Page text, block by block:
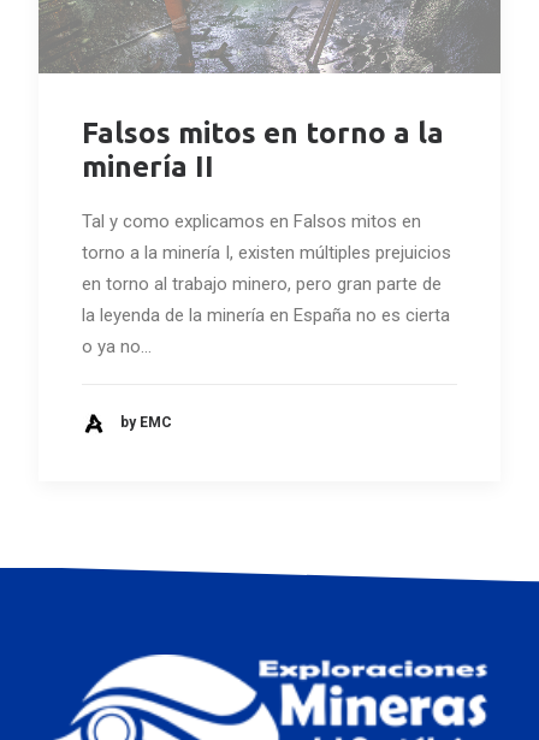
Falsos mitos en torno a la
minería II
Tal y como explicamos en Falsos mitos en
torno a la minería I, existen múltiples prejuicios
en torno al trabajo minero, pero gran parte de
la leyenda de la minería en España no es cierta
o ya no…
by EMC